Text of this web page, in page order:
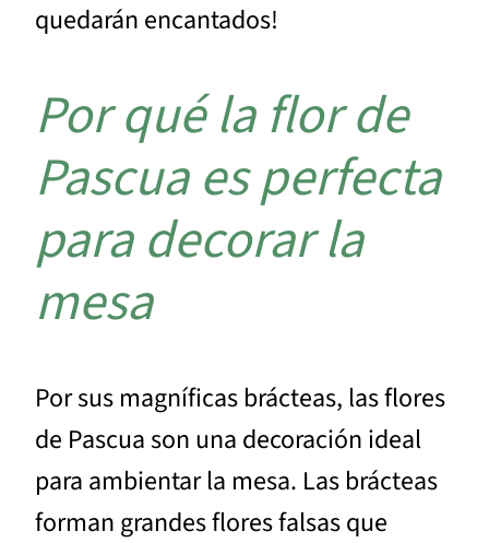
quedarán encantados!
Por qué la flor de
Pascua es perfecta
para decorar la
mesa
Por sus magníficas brácteas, las flores
de Pascua son una decoración ideal
para ambientar la mesa. Las brácteas
forman grandes flores falsas que